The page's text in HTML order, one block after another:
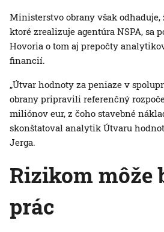
Ministerstvo obrany však odhaduje,
ktoré zrealizuje agentúra NSPA, sa
Hovoria o tom aj prepočty
financií.
„Útvar hodnoty za peniaze v
obrany pripravili referenčný
miliónov eur, z čoho stavebné
skonštatoval analytik Útvaru
Jerga.
Rizikom môže
prác